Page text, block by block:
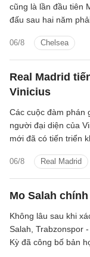
06/8 Chelsea
cũng là lần đầu tiên
đấu sau hai năm
Real Madrid
Vinicius
06/8 Real Madrid
Các cuộc đàm phán
người đại diện của
mới đã có tiến triển
Mo Salah
Không lâu sau khi
Salah, Trabzonspor
Kỳ đã công bố bản